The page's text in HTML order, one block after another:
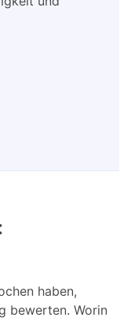
haben,
bewerten. Worin